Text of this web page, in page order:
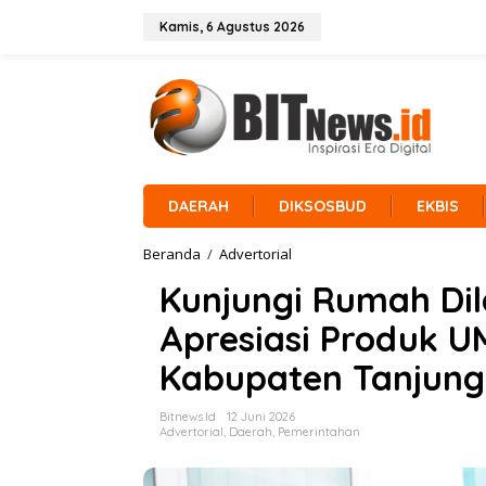
Kamis, 6 Agustus 2026
DAERAH DIKSOSBUD EKBIS
Beranda / Advertorial
n
u
n
g
i
R
u
Kunjungi Rumah
Apresiasi Produk
Kabupaten
Bitnews.id
12 Juni 2026
Advertorial, Daerah, Pemerintahan